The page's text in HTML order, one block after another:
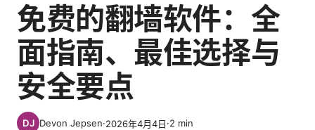
免费的翻墙软件：全
面指南、最佳选择与
安全要点
Devon Jepsen·2026年4月4日·2 min